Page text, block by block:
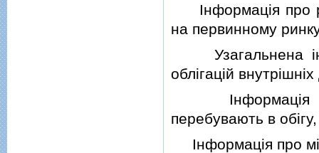
Iнформацiя про
на первинному
Узагальнена
облiгацiй
Iнформацiя про
перебувають в
Iнформацiя про